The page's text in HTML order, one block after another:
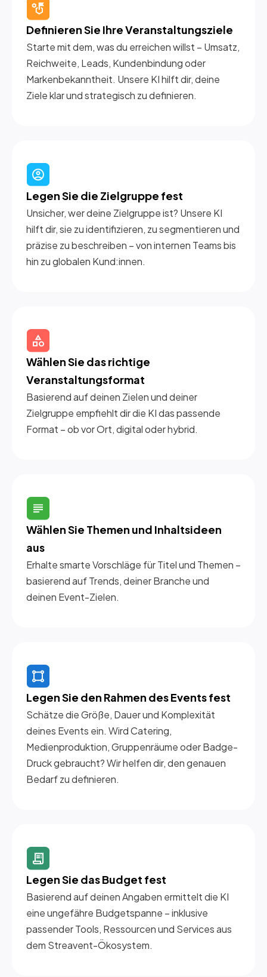
Definieren Sie Ihre Veranstaltungsziele
Starte mit dem, was du erreichen willst – Umsatz,
Reichweite, Leads, Kundenbindung oder
Markenbekanntheit. Unsere KI hilft dir, deine
Ziele klar und strategisch zu definieren.
Legen Sie die Zielgruppe fest
Unsicher, wer deine Zielgruppe ist? Unsere KI
hilft dir, sie zu identifizieren, zu segmentieren und
präzise zu beschreiben – von internen Teams bis
hin zu globalen Kund:innen.
Wählen Sie das richtige
Veranstaltungsformat
Basierend auf deinen Zielen und deiner
Zielgruppe empfiehlt dir die KI das passende
Format – ob vor Ort, digital oder hybrid.
Wählen Sie Themen und Inhaltsideen
aus
Erhalte smarte Vorschläge für Titel und Themen –
basierend auf Trends, deiner Branche und
deinen Event-Zielen.
Legen Sie den Rahmen des Events fest
Schätze die Größe, Dauer und Komplexität
deines Events ein. Wird Catering,
Medienproduktion, Gruppenräume oder Badge-
Druck gebraucht? Wir helfen dir, den genauen
Bedarf zu definieren.
Legen Sie das Budget fest
Basierend auf deinen Angaben ermittelt die KI
eine ungefähre Budgetspanne – inklusive
passender Tools, Ressourcen und Services aus
dem Streavent-Ökosystem.